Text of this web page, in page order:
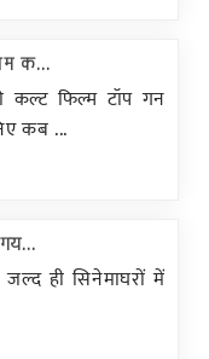
क...
कल्ट फिल्म टॉप गन
कब ...
जल्द ही सिनेमाघरों में